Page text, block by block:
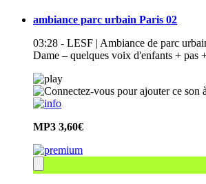
ambiance parc urbain Paris 02
03:28 - LESF | Ambiance de parc
Dame – quelques voix d'enfants + pas
MP3 3,60€